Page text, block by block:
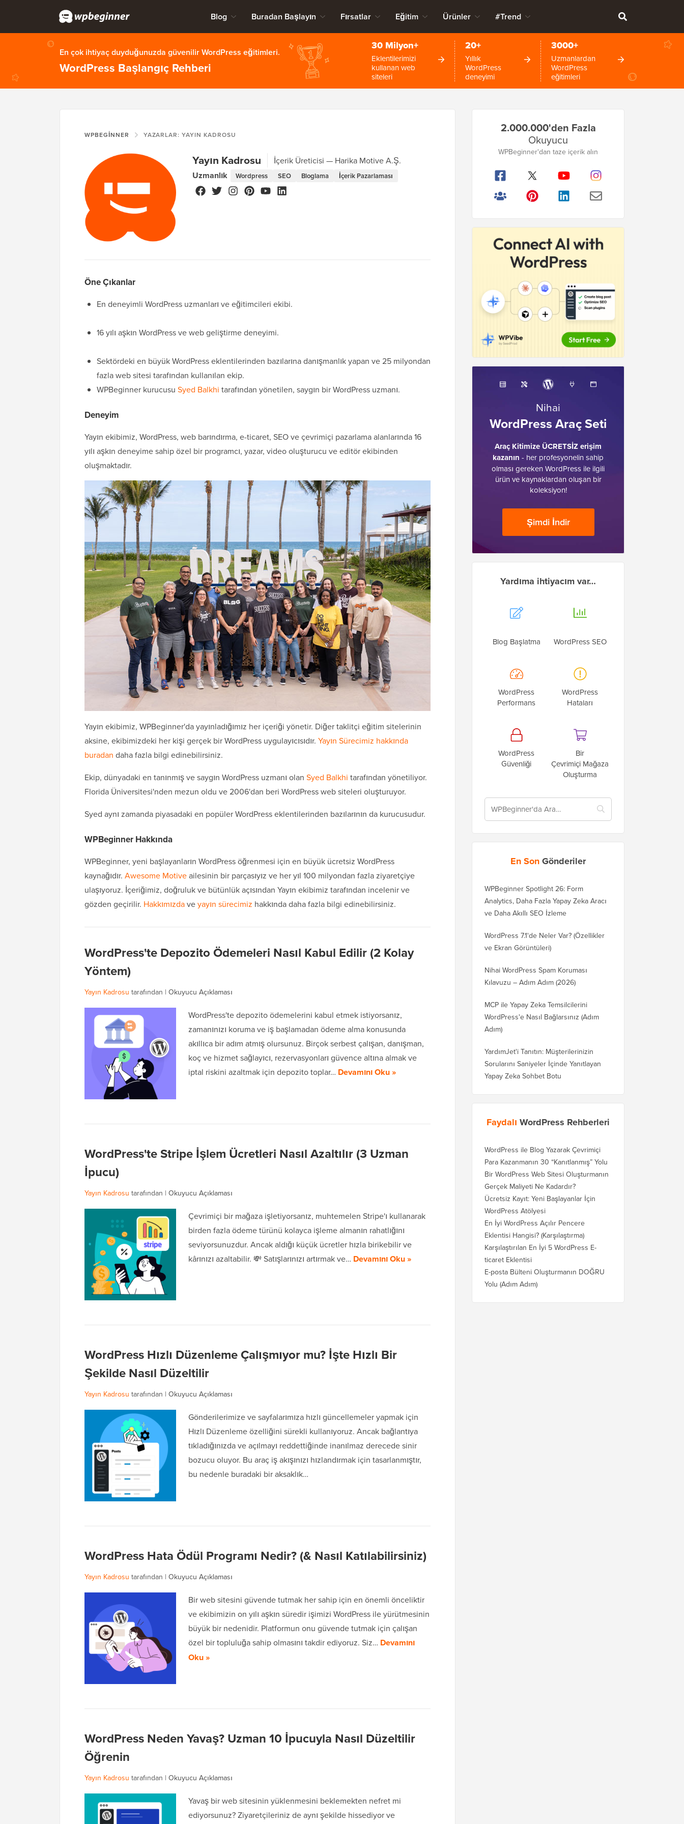
Blog Buradan Başlayın Fırsatlar Eğitim Ürünler #Trend
En çok ihtiyaç duyduğunuzda güvenilir WordPress eğitimleri.
WordPress Başlangıç Rehberi
30 Milyon+
Eklentilerimizi
kullanan web
siteleri
20+
Yıllık
WordPress
deneyimi
3000+
Uzmanlardan
WordPress
eğitimleri
WPBEGINNER YAZARLAR: YAYIN KADROSU
Yayın Kadrosu İçerik Üreticisi Harika Motive A.Ş.
Uzmanlık Wordpress SEO Bloglama İçerik Pazarlaması
Öne Çıkanlar
En deneyimli WordPress uzmanları ve eğitimcileri ekibi.
16 yılı aşkın WordPress ve web geliştirme deneyimi.
Sektördeki en büyük WordPress eklentilerinden bazılarına danışmanlık yapan ve 25 milyondan
fazla web sitesi tarafından kullanılan ekip.
WPBeginner kurucusu Syed Balkhi tarafından yönetilen, saygın bir WordPress uzmanı.
Deneyim
Yayın ekibimiz, WordPress, web barındırma, e-ticaret, SEO ve çevrimiçi pazarlama alanlarında 16
yılı aşkın deneyime sahip özel bir programcı, yazar, video oluşturucu ve editör ekibinden
oluşmaktadır.
Yayın ekibimiz, WPBeginner'da yayınladığımız her içeriği yönetir. Diğer taklitçi eğitim sitelerinin
aksine, ekibimizdeki her kişi gerçek bir WordPress uygulayıcısıdır. Yayın Sürecimiz hakkında
buradan daha fazla bilgi edinebilirsiniz.
Ekip, dünyadaki en tanınmış ve saygın WordPress uzmanı olan Syed Balkhi tarafından yönetiliyor.
Florida Üniversitesi'nden mezun oldu ve 2006'dan beri WordPress web siteleri oluşturuyor.
Syed aynı zamanda piyasadaki en popüler WordPress eklentilerinden bazılarının da kurucusudur.
WPBeginner Hakkında
WPBeginner, yeni başlayanların WordPress öğrenmesi için en büyük ücretsiz WordPress
kaynağıdır. Awesome Motiveailesinin bir parçasıyız ve her yıl 100 milyondan fazla ziyaretçiye
ulaşıyoruz. İçeriğimiz, doğruluk ve bütünlük açısından Yayın ekibimiz tarafından incelenir ve
gözden geçirilir. Hakkımızdaveyayın sürecimiz hakkında daha fazla bilgi edinebilirsiniz.
WordPress'te Depozito Ödemeleri Nasıl Kabul Edilir (2 Kolay
Yöntem)
Yayın Kadrosu tarafından | Okuyucu Açıklaması
WordPress'te depozito ödemelerini kabul etmek istiyorsanız,
zamanınızı koruma ve iş başlamadan ödeme alma konusunda
akıllıca bir adım atmış olursunuz. Birçok serbest çalışan, danışman,
koç ve hizmet sağlayıcı, rezervasyonları güvence altına almak ve
iptal riskini azaltmak için depozito toplar… Devamını Oku »
WordPress'te Stripe İşlem Ücretleri Nasıl Azaltılır (3 Uzman
İpucu)
Yayın Kadrosu tarafından | Okuyucu Açıklaması
Çevrimiçi bir mağaza işletiyorsanız, muhtemelen Stripe'ı kullanarak
birden fazla ödeme türünü kolayca işleme almanın rahatlığını
seviyorsunuzdur. Ancak aldığı küçük ücretler hızla birikebilir ve
kârınızı azaltabilir. 💸 Satışlarınızı artırmak ve… Devamını Oku »
WordPress Hızlı Düzenleme Çalışmıyor mu? İşte Hızlı Bir
Şekilde Nasıl Düzeltilir
Yayın Kadrosu tarafından | Okuyucu Açıklaması
Gönderilerimize ve sayfalarımıza hızlı güncellemeler yapmak için
Hızlı Düzenleme özelliğini sürekli kullanıyoruz. Ancak bağlantıya
tıkladığınızda ve açılmayı reddettiğinde inanılmaz derecede sinir
bozucu oluyor. Bu araç iş akışınızı hızlandırmak için tasarlanmıştır,
bu nedenle buradaki bir aksaklık…
WordPress Hata Ödül Programı Nedir? (& Nasıl Katılabilirsiniz)
Yayın Kadrosu tarafından | Okuyucu Açıklaması
Bir web sitesini güvende tutmak her sahip için en önemli önceliktir
ve ekibimizin on yılı aşkın süredir işimizi WordPress ile yürütmesinin
büyük bir nedenidir. Platformun onu güvende tutmak için çalışan
özel bir topluluğa sahip olmasını takdir ediyoruz. Siz… Devamını
Oku »
WordPress Neden Yavaş? Uzman 10 İpucuyla Nasıl Düzeltilir
Öğrenin
Yayın Kadrosu tarafından | Okuyucu Açıklaması
Yavaş bir web sitesinin yüklenmesini beklemekten nefret mi
ediyorsunuz? Ziyaretçileriniz de aynı şekilde hissediyor ve
Kenar
Çubuğu
2.000.000'den Fazla
Okuyucu
WPBeginner'dan taze içerik alın
Nihai
WordPress Araç Seti
Araç Kitimize ÜCRETSİZ erişim
kazanın - her profesyonelin sahip
olması gereken WordPress ile ilgili
ürün ve kaynaklardan oluşan bir
koleksiyon!
Şimdi İndir
Yardıma ihtiyacım var…
Blog Başlatma WordPress SEO
WordPress
Performans
WordPress
Hataları
WordPress
Güvenliği
Bir
Çevrimiçi Mağaza
Oluşturma
En SonGönderiler
WPBeginner Spotlight 26: Form
Analytics, Daha Fazla Yapay Zeka Aracı
ve Daha Akıllı SEO İzleme
WordPress 7.1'de Neler Var? (Özellikler
ve Ekran Görüntüleri)
Nihai WordPress Spam Koruması
Kılavuzu – Adım Adım (2026)
MCP ile Yapay Zeka Temsilcilerini
WordPress'e Nasıl Bağlarsınız (Adım
Adım)
YardımJet'i Tanıtın: Müşterilerinizin
Sorularını Saniyeler İçinde Yanıtlayan
Yapay Zeka Sohbet Botu
Faydalı WordPress Rehberleri
WordPress ile Blog Yazarak Çevrimiçi
Para Kazanmanın 30 “Kanıtlanmış” Yolu
Bir WordPress Web Sitesi Oluşturmanın
Gerçek Maliyeti Ne Kadardır?
Ücretsiz Kayıt: Yeni Başlayanlar İçin
WordPress Atölyesi
En İyi WordPress Açılır Pencere
Eklentisi Hangisi? (Karşılaştırma)
Karşılaştırılan En İyi 5 WordPress E-
ticaret Eklentisi
E-posta Bülteni Oluşturmanın DOĞRU
Yolu (Adım Adım)